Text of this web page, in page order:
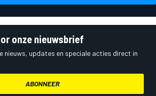
onze nieuwsbrief
nieuws, updates en speciale acties direct in
ABONNEER